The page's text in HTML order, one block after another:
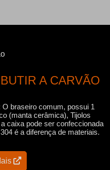
A CARVÃO
braseiro comum, possui 1
(manta cerâmica), Tijolos
caixa pode ser confeccionada
é a diferença de materiais.